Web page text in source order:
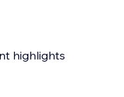
highlights